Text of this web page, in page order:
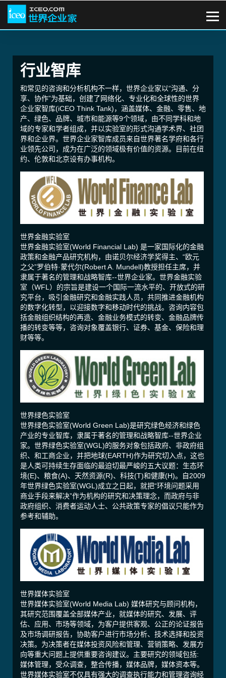
行业智库
和常见的咨询和分析机构不一样，世界企业家以“沟通、分
享、协作”为基础，创建了网络化、专业化和全球性的世界
企业家智库(iCEO Think Tank)，涵盖媒体、金融、零售、地
产、绿色、品牌、城市和能源等9个领域，由不同学科和地
域的专家和学者组成，并以实验室的形式沟通学术界、社团
界和企业界。世界企业家智库成员来自世界著名学府和各行
业领先公司，成为在广泛的领域极有价值的资源。目前在纽
约、伦敦和北京设有办事机构。
世界金融实验室
世界金融实验室(World Financial Lab) 是一家国际化的金融
政策和金融产品研究机构，由诺贝尔经济学奖得主、“欧元
之父”罗伯特·蒙代尔(Robert A. Mundell)教授担任主席，并
隶属于著名的管理和战略智库--世界企业家。世界金融实验
室（WFL）的宗旨是建设一个国际一流水平的、开放式的研
究平台，吸引金融研究和金融实践人员，共同推进金融机构
的数字化转型，以迎接数字和移动时代的挑战。咨询内容包
括金融组织结构的再造、金融业务模式的转变、金融品牌传
播的转变等等，咨询对象覆盖银行、证券、基金、保险和理
财等等。
世界绿色实验室
世界绿色实验室(World Green Lab)是研究绿色经济和绿色
产业的专业智库，隶属于著名的管理和战略智库--世界企业
家。世界绿色实验室(WGL)的服务对象包括政府、非政府组
织、和工商企业，并把地球(EARTH)作为研究切入点，这也
是人类可持续生存面临的最迫切最严峻的五大议题：生态环
境(E)、粮食(A)、天然资源(R)、科技(T)和健康(H)。自2009
年世界绿色实验室(WGL)成立之日起，就把“环境问题采用
商业手段来解决”作为机构的研究和决策理念，而政府与非
政府组织、消费者运动人士、公共政策专家的倡议只能作为
参考和辅助。
世界媒体实验室
世界媒体实验室(World Media Lab) 媒体研究与顾问机构，
其研究范围覆盖全部媒体产业，就媒体的研究、发展、评
估、应用、市场等领域，为客户提供客观、公正的论证报告
及市场调研报告，协助客户进行市场分析、技术选择和投资
决策。为决策者在媒体投资风险和管理、营销策略、发展方
向等重大问题上提供重要咨询建议。主要研究的领域包括:
媒体管理，受众调查，整合传播，媒体品牌，媒体资本等。
世界媒体实验室不仅具有强大的调查执行能力和管理咨询经